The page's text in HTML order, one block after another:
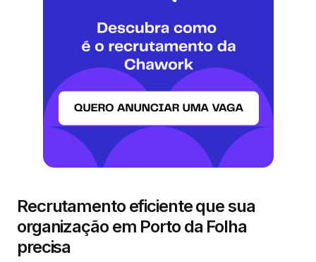
Recrutamento eficiente que sua
organização em Porto da Folha
precisa